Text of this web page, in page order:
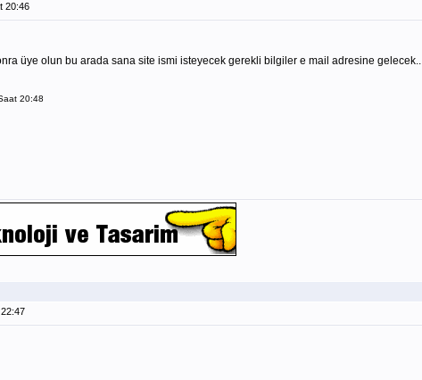
20:46
üye olun bu arada sana site ismi isteyecek gerekli bilgiler e mail adresine gelecek..
20:48